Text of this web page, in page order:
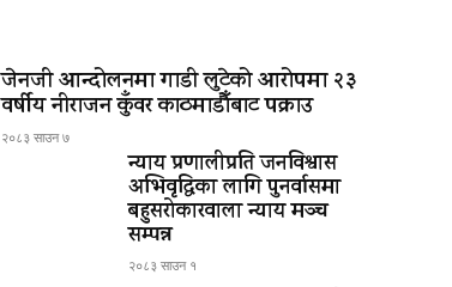
जेनजी आन्दोलनमा गाडी लुटेको आरोपमा २३
वर्षीय नीराजन कुँवर काठमाडौँबाट पक्राउ
२०८३ साउन ७
न्याय प्रणालीप्रति जनविश्वास
अभिवृद्धिका लागि पुनर्वासमा
बहुसरोकारवाला न्याय मञ्च
सम्पन्न
२०८३ साउन १